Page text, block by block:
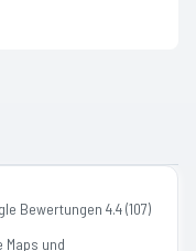
Bewertungen 4.4(107)
Maps und